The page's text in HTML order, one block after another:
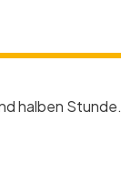
halben Stunde.